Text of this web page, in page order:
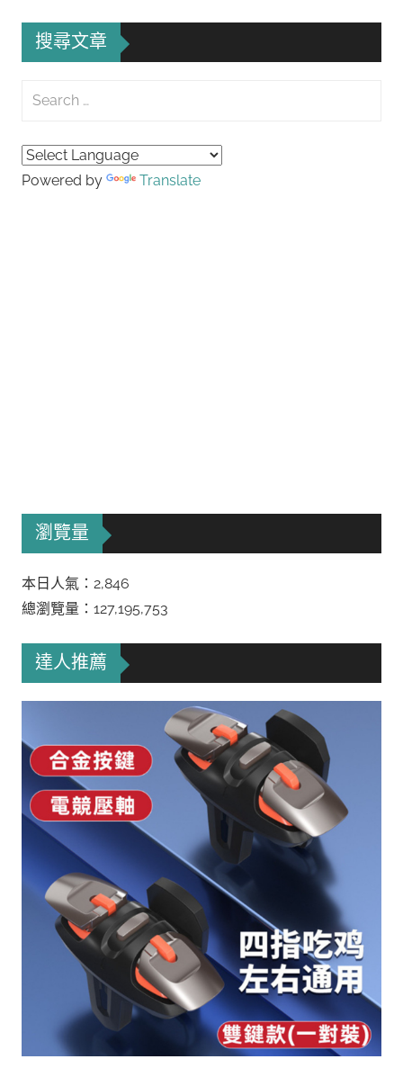
搜尋文章
Search
Powered by Translate
瀏覽量
本日人氣：2,846
總瀏覽量：127,195,753
達人推薦